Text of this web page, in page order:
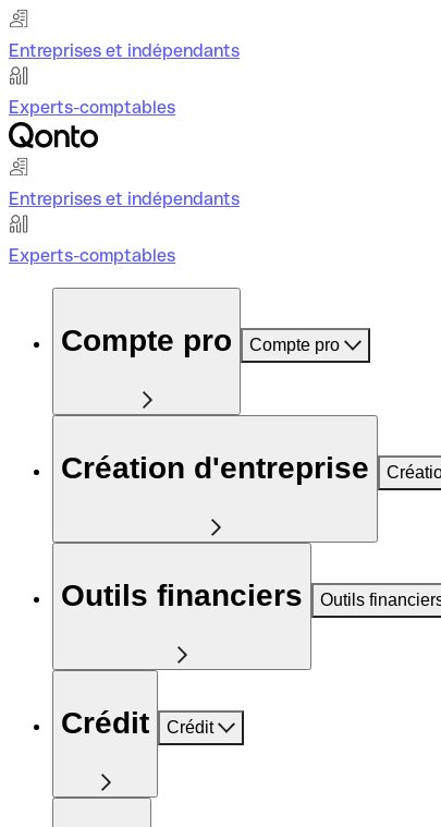
Entreprises et indépendants
Experts-comptables
Entreprises et indépendants
Experts-comptables
Compte pro Compte pro
Création d'entreprise
Outils financiers Outils
Crédit Crédit